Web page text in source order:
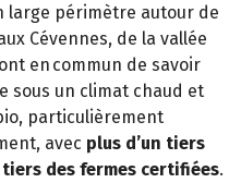
large périmètre autour de
Cévennes, de la vallée
en commun de savoir
sous un climat chaud et
particulièrement
avec plus d’un tiers
des fermes certifiées.